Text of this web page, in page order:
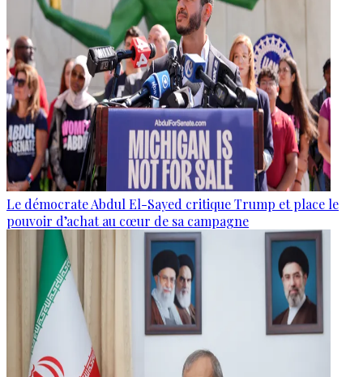
Le démocrate Abdul El-Sayed critique Trump et place le
pouvoir d’achat au cœur de sa campagne